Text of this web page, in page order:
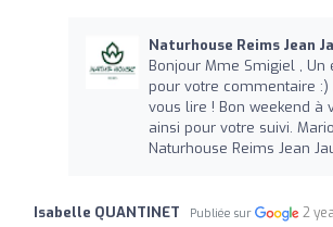
Naturhouse Reims Jean
Bonjour Mme Smigiel ,
pour votre commentaire :)
vous lire ! Bon weekend à
ainsi pour votre suivi.
Naturhouse Reims Jean
Isabelle QUANTINET Publiée sur 2